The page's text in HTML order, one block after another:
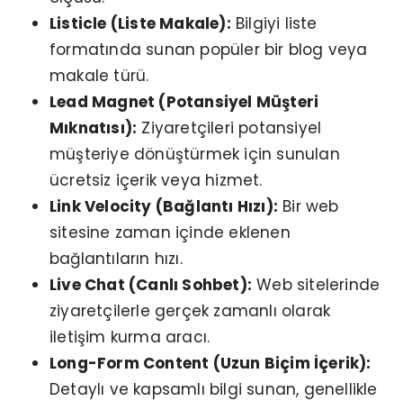
Listicle (Liste Makale): Bilgiyi liste
formatında sunan popüler bir blog veya
makale türü.
Lead Magnet (Potansiyel Müşteri
Mıknatısı): Ziyaretçileri potansiyel
müşteriye dönüştürmek için sunulan
ücretsiz içerik veya hizmet.
Link Velocity (Bağlantı Hızı): Bir web
sitesine zaman içinde eklenen
bağlantıların hızı.
Live Chat (Canlı Sohbet): Web sitelerinde
ziyaretçilerle gerçek zamanlı olarak
iletişim kurma aracı.
Long-Form Content (Uzun Biçim İçerik):
Detaylı ve kapsamlı bilgi sunan, genellikle